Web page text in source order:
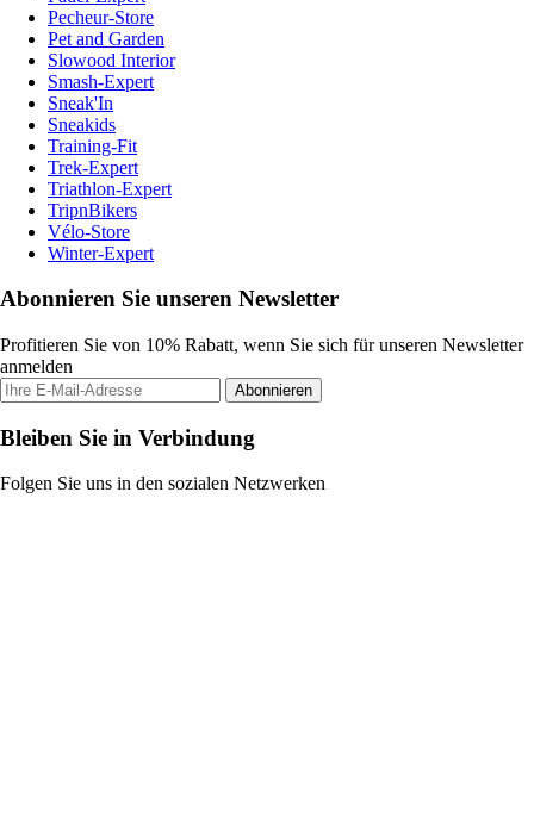
Pecheur-Store
Pet and Garden
Slowood Interior
Smash-Expert
Sneak'In
Sneakids
Training-Fit
Trek-Expert
Triathlon-Expert
TripnBikers
Vélo-Store
Winter-Expert
Abonnieren Sie unseren Newsletter
Profitieren Sie von 10% Rabatt, wenn Sie sich für unseren Newsletter
anmelden
Abonnieren
Bleiben Sie in Verbindung
Folgen Sie uns in den sozialen Netzwerken